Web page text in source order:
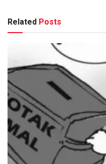
Related Posts